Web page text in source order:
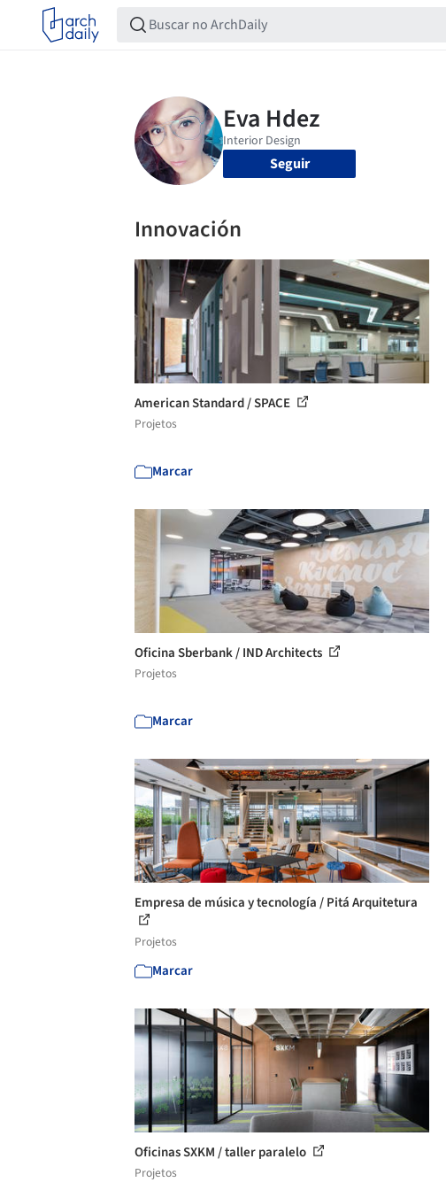
Seguir
Innovación
American Standard / SPACE
Projetos
Marcar
Oficina Sberbank / IND Architects
Projetos
Marcar
Empresa de música y tecnología / Pitá Arquitetura
Projetos
Marcar
Oficinas SXKM / taller paralelo
Projetos